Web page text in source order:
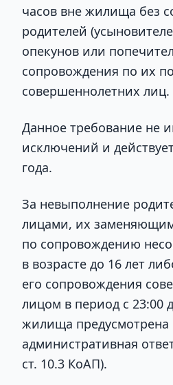
часов вне жилища без
родителей
опекунов или
сопровождения по их
совершеннолетних лиц.
Данное требование не
исключений и
года.
За невыполнение
лицами, их
по сопровождению
в возрасте до 16 лет
его сопровождения
лицом в период с 23:00
жилища предусмотрена
административная
ст. 10.3 КоАП).